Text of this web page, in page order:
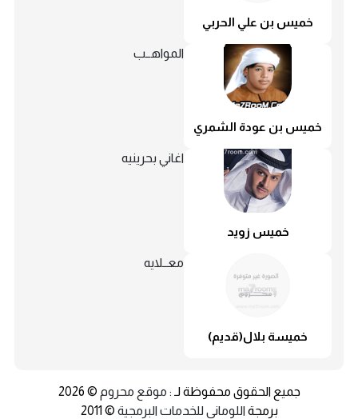
خميس بن علي الحربي
خميس بن عودة الشمري
المواهــب
خميس زويد
اغاني بحرينيه
خميسة بلال(قديم)
معــلايه
جميع الحقوق محفوظة لـ : موقع محروم © 2026
برمجة اللوماني للخدمات البرمجية © 2011